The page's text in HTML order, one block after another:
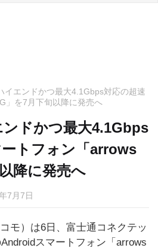
イエンドかつ最大4.1Gbps対応の超速
」を7月下旬以降に発売へ
ンドかつ最大4.1Gbps
トフォン「arrows
降に発売へ
7月7日
モ）は6日、富士通コネクテッ
スマートフォン「arrows